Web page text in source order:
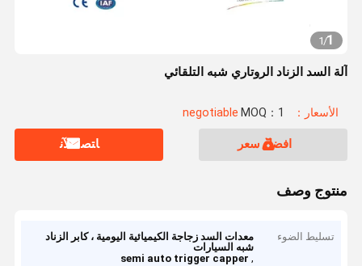
1
/
1
آلة السد الزناد الروتاري شبه التلقائي
الأسعار：negotiable MOQ：1
افضل سعر ﺎﺘﺼﻟ ﺍﻶﻧ
منتوج وصف
تسليط الضوء
معدات السد زجاجة الكيميائية اليومية ، كابر الزناد
شبه السيارات
,
semi auto trigger capper